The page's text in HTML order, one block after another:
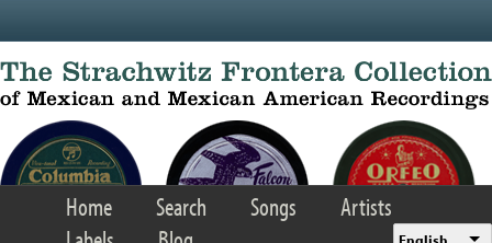
Home Search Songs
Artists